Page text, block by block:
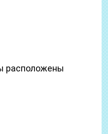
расположены